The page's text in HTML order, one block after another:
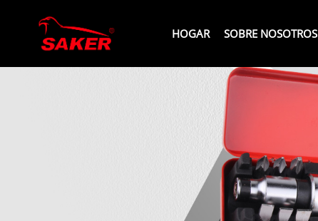
HOGAR SOBRE NOSOTROS